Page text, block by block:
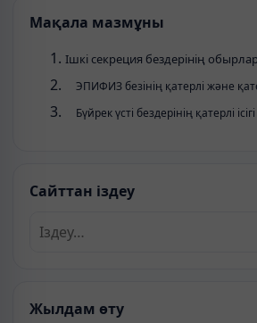
Мақала мазмұны
Ішкі секреция бездерінің
ЭПИФИЗ безінің қатерлі және
Бүйрек үсті бездерінің қатерлі ісігі
Сайттан іздеу
Жылдам өту